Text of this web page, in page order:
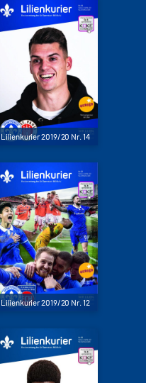
Lilienkurier 2019/20 Nr. 14
Lilienkurier 2019/20 Nr. 12